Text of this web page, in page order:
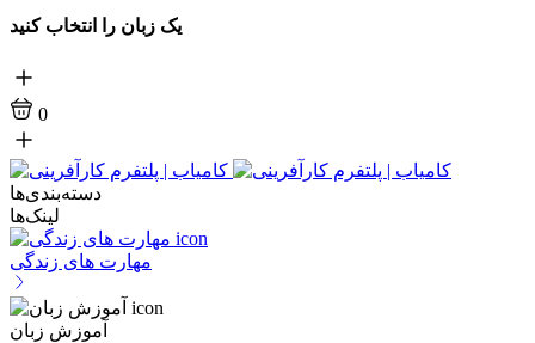
یک زبان را انتخاب کنید
0
دسته‌بندی‌ها
لینک‌ها
مهارت های زندگی
آموزش زبان